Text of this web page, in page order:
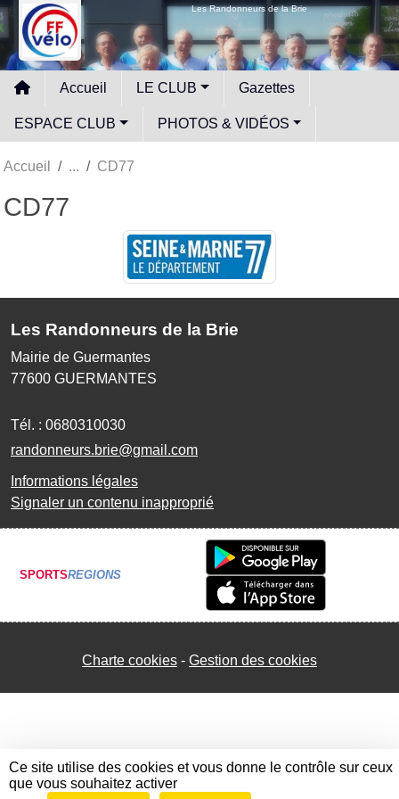
Les Randonneurs de la Brie
Accueil LE CLUB Gazettes
ESPACE CLUB PHOTOS & VIDÉOS
Accueil CD77
CD77
Les Randonneurs de la Brie
Mairie de Guermantes
77600 GUERMANTES
Tél. : 0680310030
randonneurs.brie@gmail.com
Informations légales
Signaler un contenu inapproprié
SPORTSREGIONS
Charte cookies Gestion des cookies
Panneau de gestion des cookies
Ce site utilise des cookies et vous donne le contrôle sur ceux
que vous souhaitez activer